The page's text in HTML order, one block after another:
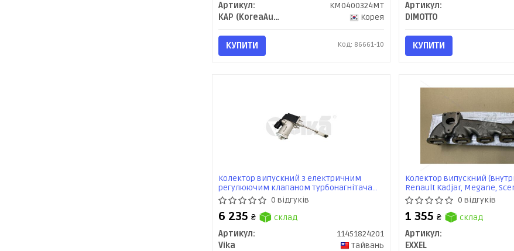
Артикул:
KM0400324MT
KAP (KoreaAutoParts)
Корея
КУПИТИ Код: 86661-10
Артикул:
DIMOTTO
КУПИТИ
Колектор випускний з електричним
регулюючим клапаном турбонагнітача
(довгий вихідний важіль) VW Golf (12-14),
Jetta (11-14), Polo (10 -) (11451824201) vika
0 відгуків
6 235 ₴
склад
Артикул:
11451824201
Vika
Тайвань
Колектор випускний
Renault Kadjar, Megane,
(B030.101881) EXXEL
0 відгуків
1 355₴
склад
Артикул:
EXXEL